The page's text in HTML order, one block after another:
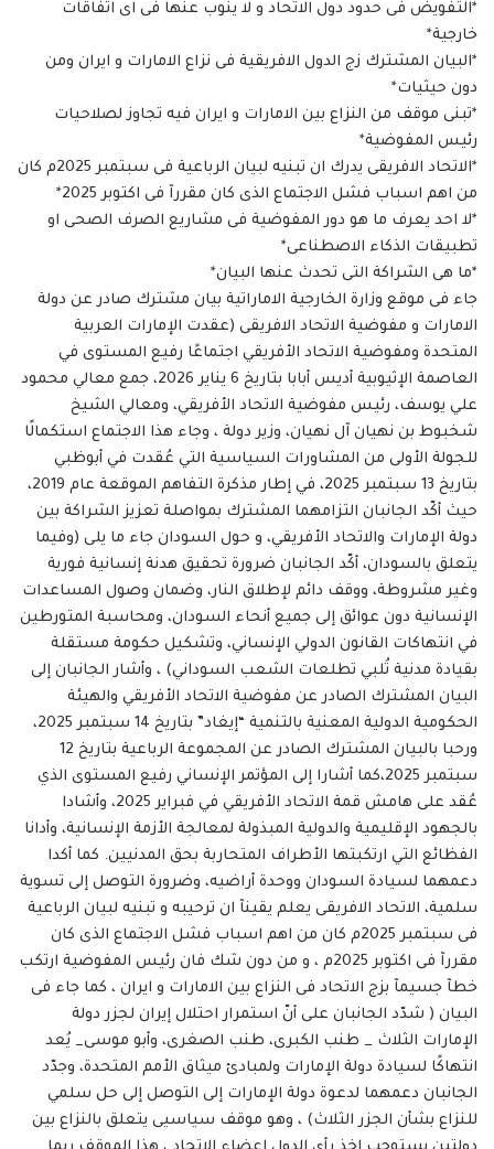
*التفويض فى حدود دول الاتحاد و لا ينوب عنها فى اى اتفاقات
خارجية*
*البيان المشترك زج الدول الافريقية فى نزاع الامارات و ايران ومن
دون حيثيات*
*تبنى موقف من النزاع بين الامارات و ايران فيه تجاوز لصلاحيات
رئيس المفوضية*
*الاتحاد الافريقى يدرك ان تبنيه لبيان الرباعية فى سبتمبر 2025م كان
من اهم اسباب فشل الاجتماع الذى كان مقررآ فى اكتوبر 2025*
*لا احد يعرف ما هو دور المفوضية فى مشاريع الصرف الصحى او
تطبيقات الذكاء الاصطناعى*
*ما هى الشراكة التى تحدث عنها البيان*
جاء فى موقع وزارة الخارجية الاماراتية بيان مشترك صادر عن دولة
الامارات و مفوضية الاتحاد الافريقى (عقدت الإمارات العربية
المتحدة ومفوضية الاتحاد الأفريقي اجتماعًا رفيع المستوى في
العاصمة الإثيوبية أديس أبابا بتاريخ 6 يناير 2026، جمع معالي محمود
علي يوسف، رئيس مفوضية الاتحاد الأفريقي، ومعالي الشيخ
شخبوط بن نهيان آل نهيان، وزير دولة ، وجاء هذا الاجتماع استكمالًا
للجولة الأولى من المشاورات السياسية التي عُقدت في أبوظبي
بتاريخ 13 سبتمبر 2025، في إطار مذكرة التفاهم الموقعة عام 2019،
حيث أكّد الجانبان التزامهما المشترك بمواصلة تعزيز الشراكة بين
دولة الإمارات والاتحاد الأفريقي، و حول السودان جاء ما يلى (وفيما
يتعلق بالسودان، أكّد الجانبان ضرورة تحقيق هدنة إنسانية فورية
وغير مشروطة، ووقف دائم لإطلاق النار، وضمان وصول المساعدات
الإنسانية دون عوائق إلى جميع أنحاء السودان، ومحاسبة المتورطين
في انتهاكات القانون الدولي الإنساني، وتشكيل حكومة مستقلة
بقيادة مدنية تُلبي تطلعات الشعب السوداني) ، وأشار الجانبان إلى
البيان المشترك الصادر عن مفوضية الاتحاد الأفريقي والهيئة
الحكومية الدولية المعنية بالتنمية “إيغاد” بتاريخ 14 سبتمبر 2025،
ورحبا بالبيان المشترك الصادر عن المجموعة الرباعية بتاريخ 12
سبتمبر 2025،كما أشارا إلى المؤتمر الإنساني رفيع المستوى الذي
عُقد على هامش قمة الاتحاد الأفريقي في فبراير 2025، وأشادا
بالجهود الإقليمية والدولية المبذولة لمعالجة الأزمة الإنسانية، وأدانا
الفظائع التي ارتكبتها الأطراف المتحاربة بحق المدنيين. كما أكدا
دعمهما لسيادة السودان ووحدة أراضيه، وضرورة التوصل إلى تسوية
سلمية، الاتحاد الافريقى يعلم يقينآ ان ترحيبه و تبنيه لبيان الرباعية
فى سبتمبر 2025م كان من اهم اسباب فشل الاجتماع الذى كان
مقررآ فى اكتوبر 2025م ، و من دون شك فان رئيس المفوضية ارتكب
خطآ جسيمآ بزج الاتحاد فى النزاع بين الامارات و ايران ، كما جاء فى
البيان ( شدّد الجانبان على أنّ استمرار احتلال إيران لجزر دولة
الإمارات الثلاث _ طنب الكبرى، طنب الصغرى، وأبو موسى_ يُعد
انتهاكًا لسيادة دولة الإمارات ولمبادئ ميثاق الأمم المتحدة، وجدّد
الجانبان دعمهما لدعوة دولة الإمارات إلى التوصل إلى حل سلمي
للنزاع بشأن الجزر الثلاث) ، وهو موقف سياسيى يتعلق بالنزاع بين